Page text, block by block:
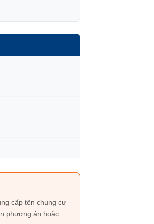
cấp tên chung cư
phương án hoặc